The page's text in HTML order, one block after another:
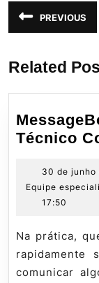
Navegação
de
PREVIOUS
anterior:
Related
Técnico
30 de junho
Equipe
17:50
Na prática, quem abre um projeto C# ou VB.NET
rapidamente
comunicar